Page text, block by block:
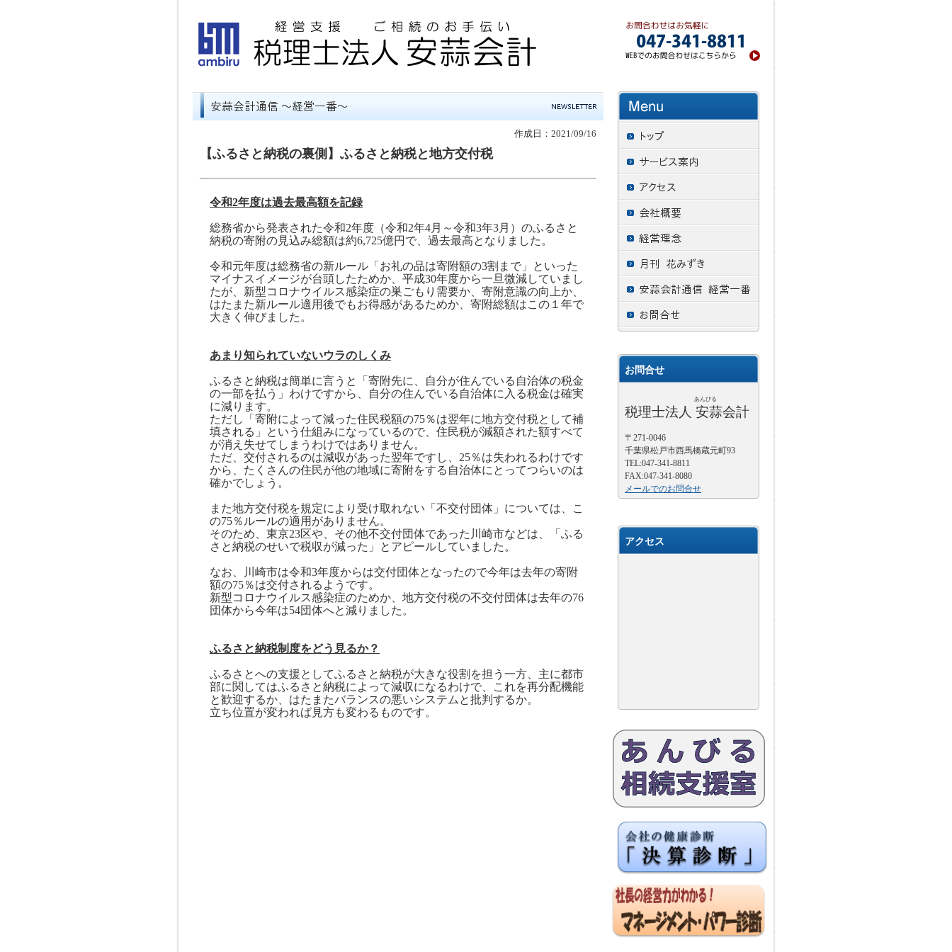
作成日：2021/09/16
【ふるさと納税の裏側】ふるさと納税と地方交付税
令和2年度は過去最高額を記録
総務省から発表された令和2年度（令和2年4月～令和3年3月）のふるさと
納税の寄附の見込み総額は約6,725億円で、過去最高となりました。
令和元年度は総務省の新ルール「お礼の品は寄附額の3割まで」といった
マイナスイメージが台頭したためか、平成30年度から一旦微減していまし
たが、新型コロナウイルス感染症の巣ごもり需要か、寄附意識の向上か、
はたまた新ルール適用後でもお得感があるためか、寄附総額はこの１年で
大きく伸びました。
あまり知られていないウラのしくみ
ふるさと納税は簡単に言うと「寄附先に、自分が住んでいる自治体の税金
の一部を払う」わけですから、自分の住んでいる自治体に入る税金は確実
に減ります。
ただし「寄附によって減った住民税額の75％は翌年に地方交付税として補
填される」という仕組みになっているので、住民税が減額された額すべて
が消え失せてしまうわけではありません。
ただ、交付されるのは減収があった翌年ですし、 25％は失われるわけです
から、たくさんの住民が他の地域に寄附をする自治体にとってつらいのは
確かでしょう。
また地方交付税を規定により受け取れない「不交付団体」については、こ
の75％ルールの適用がありません。
そのため、東京23区や、その他不交付団体であった川崎市などは、「ふる
さと納税のせいで税収が減った」とアピールしていました。
なお、川崎市は令和3年度からは交付団体となったので今年は去年の寄附
額の75％は交付されるようです。
新型コロナウイルス感染症のためか、地方交付税の不交付団体は去年の76
団体から今年は54団体へと減りました。
ふるさと納税制度をどう見るか？
ふるさとへの支援としてふるさと納税が大きな役割を担う一方、主に都市
部に関してはふるさと納税によって減収になるわけで、これを再分配機能
と歓迎するか、はたまたバランスの悪いシステムと批判するか。
立ち位置が変われば見方も変わるものです。
お問合せ
あんびる
税理士法人 安蒜会計
〒271-0046
千葉県松戸市西馬橋蔵元町93
TEL:047-341-8811
FAX:047-341-8080
メールでのお問合せ
アクセス